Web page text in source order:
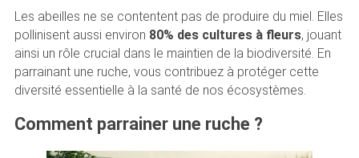
Les abeilles ne se contentent pas de produire du miel. Elles
pollinisent aussi environ 80% des cultures à fleurs, jouant
ainsi un rôle crucial dans le maintien de la biodiversité. En
parrainant une ruche, vous contribuez à protéger cette
diversité essentielle à la santé de nos écosystèmes.
Comment parrainer une ruche ?